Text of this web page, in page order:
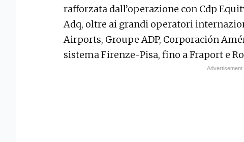
rafforzata dall’operazione con Cdp
Adq, oltre ai grandi operatori
Airports, Groupe ADP, Corporación
sistema Firenze-Pisa, fino a Fraport e